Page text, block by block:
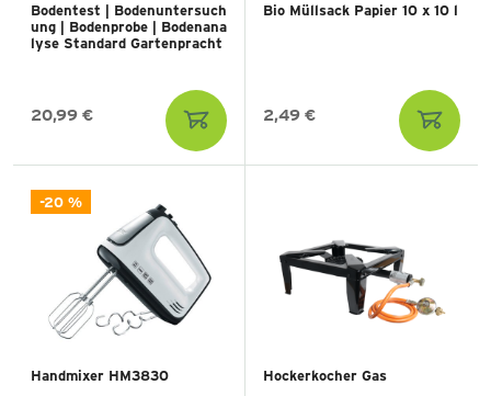
Bodentest | Bodenuntersuch
ung | Bodenprobe | Bodenana
lyse Standard Gartenpracht
20,99 €
Bio Müllsack Papier 10 x 10 l
2,49 €
-20 %
Handmixer HM3830 Hockerkocher Gas